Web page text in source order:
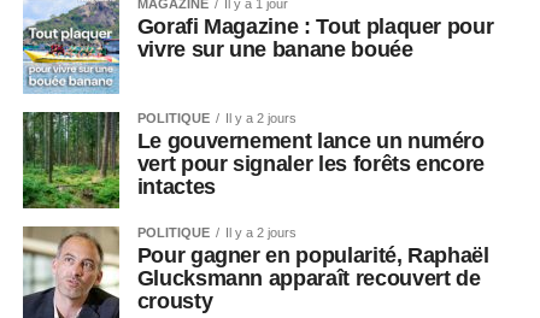
MAGAZINE Il y a 1 jour
Gorafi Magazine : Tout plaquer pour
vivre sur une banane bouée
POLITIQUE Il y a 2 jours
Le gouvernement lance un numéro
vert pour signaler les forêts encore
intactes
POLITIQUE Il y a 2 jours
Pour gagner en popularité, Raphaël
Glucksmann apparaît recouvert de
crousty